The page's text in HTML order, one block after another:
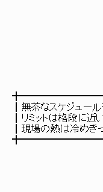
|＼ ￣￣
|＼ヽ
| i、＼
/＼|_ ＼|
/ i i..|＼
.| i、
./＼|_ ＼||
/ |. ||￣￣
┃無茶なスケジュー
┃リミットは格段に近
┃現場の熱は冷めき